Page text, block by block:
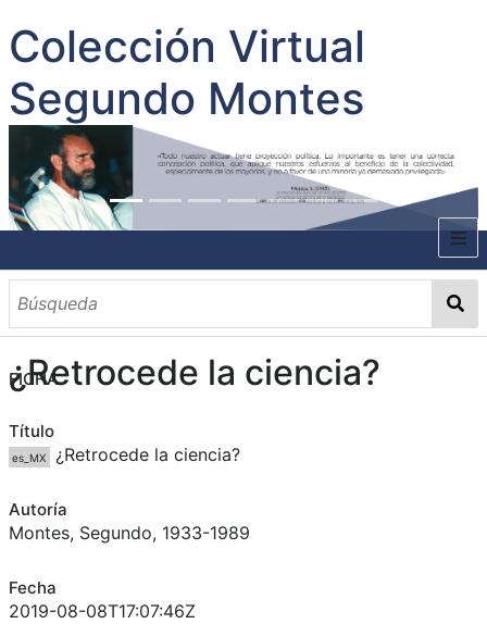
Colección Virtual
Segundo Montes
INICIO
SOBRE EL AUTOR
CONTENIDO
TODOS LOS DOCUMENTOS
CATEGORIAS
OBRAS SOBRE EL AUTOR P. SEGUNDO MONTES
MATERIAS
PALABRAS CLAVES
MULTIMEDIA
GALERÍA
¿Retrocede la ciencia?
FICHA
Título
es_MX ¿Retrocede la ciencia?
Autoría
Montes, Segundo, 1933-1989
Fecha
2019-08-08T17:07:46Z